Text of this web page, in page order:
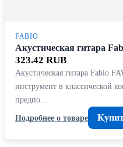
FABIO
Акустическая гитара
323.42 RUB
Акустическая гитара Fabio
инструмент в классической
предпо…
Подробнее о товаре